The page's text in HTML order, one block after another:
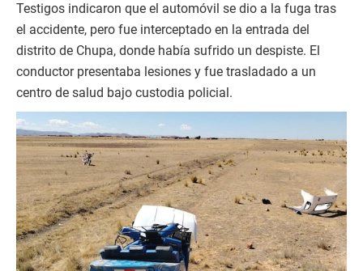
Testigos indicaron que el automóvil se dio a la fuga tras
el accidente, pero fue interceptado en la entrada del
distrito de Chupa, donde había sufrido un despiste. El
conductor presentaba lesiones y fue trasladado a un
centro de salud bajo custodia policial.